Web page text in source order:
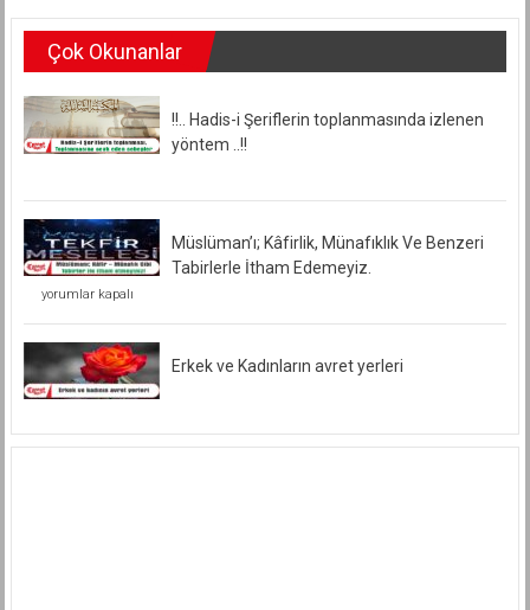
Çok Okunanlar
!!.. Hadis-i Şeriflerin toplanmasında izlenen
yöntem ..!!
Müslüman’ı; Kâfirlik, Münafıklık Ve Benzeri
Tabirlerle İtham Edemeyiz.
Müslüman’ı;
Münafıklık
Ve
Benzeri
Tabirlerle
İtham
yorumlar kapalı
Erkek ve Kadınların avret yerleri